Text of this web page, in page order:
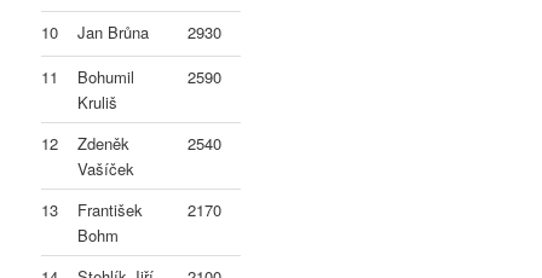
10
Jan Brůna
2930
11
Bohumil
Kruliš
2590
12
Zdeněk
Vašíček
2540
13
František
Bohm
2170